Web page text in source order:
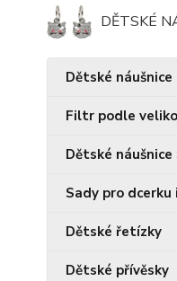
DĚTSKÉ
Dětské náušnice
Filtr podle
Dětské náušnice
Sady pro dcerku
Dětské řetízky
Dětské přívěsky